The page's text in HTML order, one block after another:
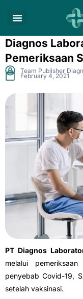
Diagnos
Pemeriksaan
Team Publisher
February 4, 2021
PT Diagnos
melalui
penyebab Covid-19,
setelah vaksinasi.